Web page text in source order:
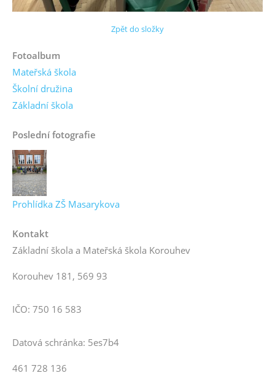
Zpět do složky
Fotoalbum
Mateřská škola
Školní družina
Základní škola
Poslední fotografie
Prohlídka ZŠ Masarykova
Kontakt
Základní škola a Mateřská škola Korouhev
Korouhev 181, 569 93
IČO: 750 16 583
Datová schránka: 5es7b4
461 728 136